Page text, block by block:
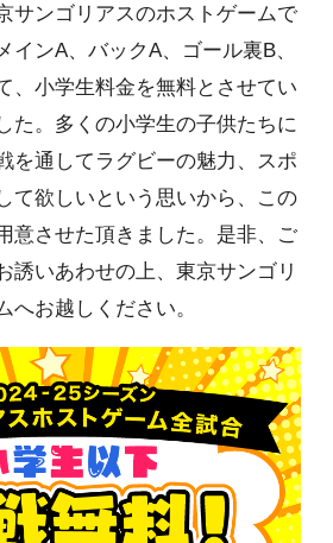
サンゴリアスのホストゲームで
インA、バックA、ゴール裏B、
、小学生料金を無料とさせてい
た。多くの小学生の子供たちに
を通してラグビーの魅力、スポ
て欲しいという思いから、この
意させた頂きました。是非、ご
誘いあわせの上、東京サンゴリ
へお越しください。